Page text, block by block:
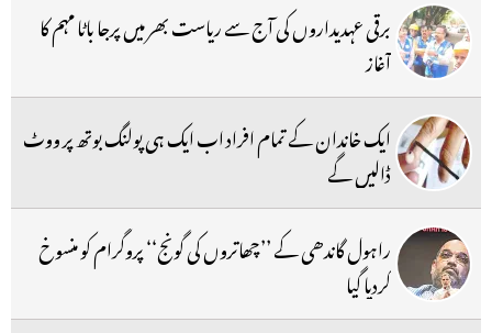
برقی عہدیداروں کی آج سے ریاست بھر میں پرجا باٹا مہم کا
آغاز
ایک خاندان کے تمام افراد اب ایک ہی پولنگ بوتھ پر ووٹ
ڈالیں گے
راہول گاندھی کے ’’چھاتروں کی گونج‘‘ پروگرام کو منسوخ
کردیا گیا